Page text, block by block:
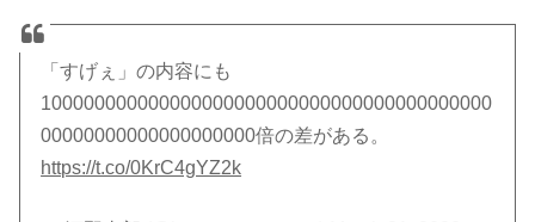
「すげぇ」の内容にも
100000000000000000000000000000000000000000
00000000000000000000倍の差がある。
https://t.co/0KrC4gYZ2k